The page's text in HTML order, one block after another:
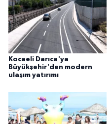
Kocaeli Darıca'ya
Büyükşehir'den modern
ulaşım yatırımı